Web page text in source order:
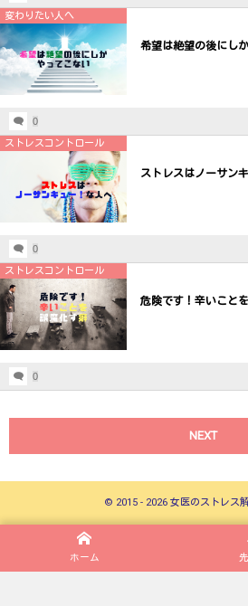
変わりたい人へ
希望は絶望の後にし
0
ストレスコントロール
ストレスはノーサン
0
ストレスコントロール
危険です！辛いこと
0
NEXT
© 2015 - 2026 女医のストレス
ホーム